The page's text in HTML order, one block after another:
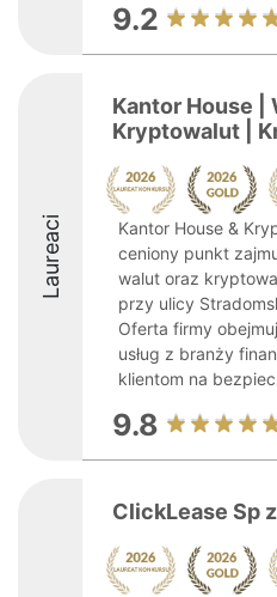
9.2
Laureaci
Kantor House |
Kryptowalut |
Kantor House &
ceniony punkt
walut oraz
przy ulicy
Oferta firmy
usług z branży
klientom na
9.8
ClickLease Sp